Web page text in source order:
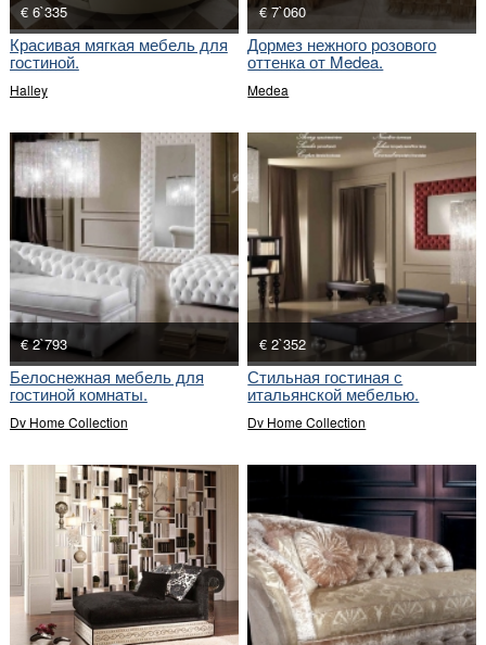
€ 6`335
Красивая мягкая мебель для
гостиной.
Halley
€ 7`060
Дормез нежного розового
оттенка от Medea.
Medea
€ 2`793
Белоснежная мебель для
гостиной комнаты.
Dv Home Collection
€ 2`352
Стильная гостиная с
итальянской мебелью.
Dv Home Collection